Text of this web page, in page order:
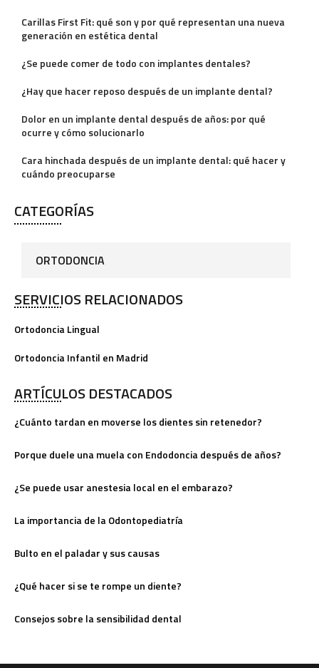
Carillas First Fit: qué son y por qué representan una nueva
generación en estética dental
¿Se puede comer de todo con implantes dentales?
¿Hay que hacer reposo después de un implante dental?
Dolor en un implante dental después de años: por qué
ocurre y cómo solucionarlo
Cara hinchada después de un implante dental: qué hacer y
cuándo preocuparse
CATEGORÍAS
ORTODONCIA
SERVICIOS RELACIONADOS
Ortodoncia Lingual
Ortodoncia Infantil en Madrid
ARTÍCULOS DESTACADOS
¿Cuánto tardan en moverse los dientes sin retenedor?
Porque duele una muela con Endodoncia después de años?
¿Se puede usar anestesia local en el embarazo?
La importancia de la Odontopediatría
Bulto en el paladar y sus causas
¿Qué hacer si se te rompe un diente?
Consejos sobre la sensibilidad dental